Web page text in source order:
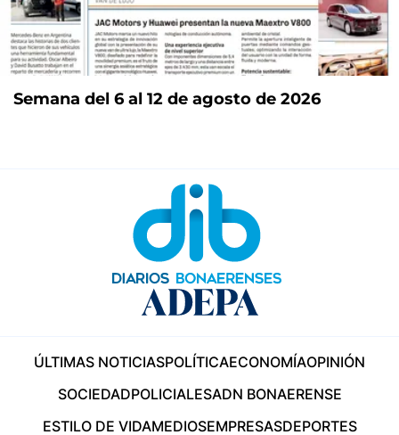
Semana del 6 al 12 de agosto de 2026
ÚLTIMAS NOTICIASPOLÍTICAECONOMÍAOPINIÓN
SOCIEDADPOLICIALESADN BONAERENSE
ESTILO DE VIDAMEDIOSEMPRESASDEPORTES